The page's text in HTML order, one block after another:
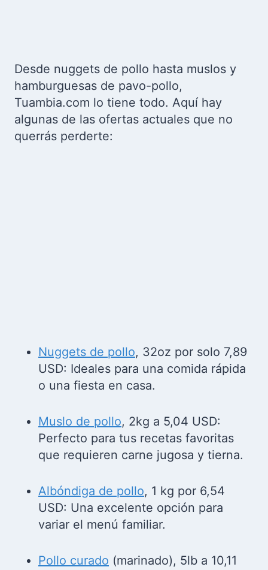
Nuggets de pollo, 32oz por solo 7,89
o una fiesta en casa.